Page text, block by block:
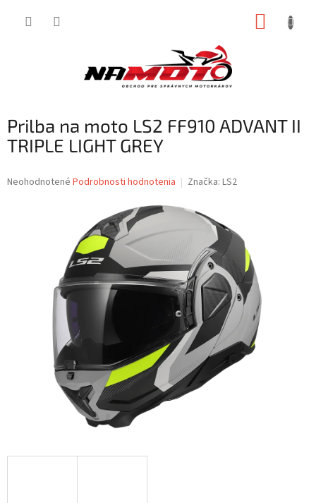
Prilba na moto LS2 FF910 ADVANT II
TRIPLE LIGHT GREY
Priemerné
Neohodnotené Podrobnosti hodnotenia Značka: LS2